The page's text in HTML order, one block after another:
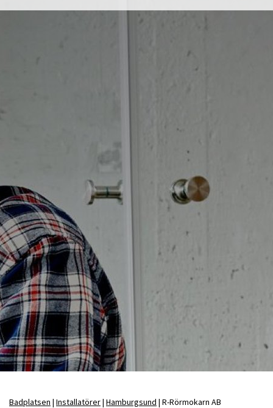
Våra varumärken
Badplatsen Installatörer Hamburgsund R-Rörmokarn AB